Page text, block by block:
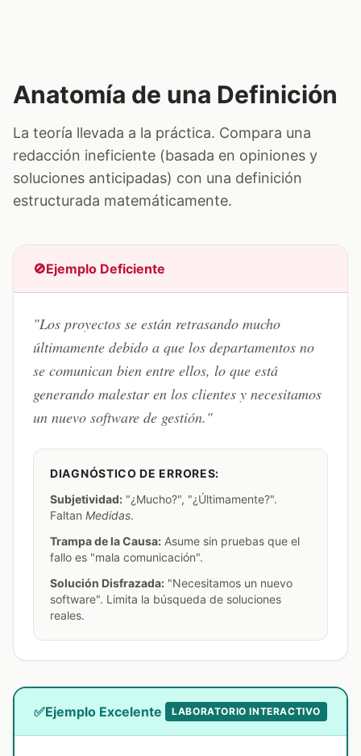
Anatomía de una Definición
La teoría llevada a la práctica. Compara una
redacción ineficiente (basada en opiniones y
soluciones anticipadas) con una definición
estructurada matemáticamente.
🚫Ejemplo Deficiente
"Los proyectos se están retrasando mucho
últimamente debido a que los departamentos no
se comunican bien entre ellos, lo que está
generando malestar en los clientes y necesitamos
un nuevo software de gestión."
DIAGNÓSTICO DE ERRORES:
Subjetividad: "¿Mucho?", "¿Últimamente?".
Faltan Medidas.
Trampa de la Causa: Asume sin pruebas que el
fallo es "mala comunicación".
Solución Disfrazada: "Necesitamos un nuevo
software". Limita la búsqueda de soluciones
reales.
✅Ejemplo Excelente LABORATORIO INTERACTIVO